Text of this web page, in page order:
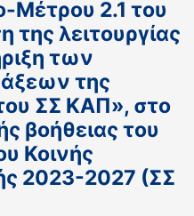
Μέτρου 2.1 του
της λειτουργίας
των
της
ΣΣ ΚΑΠ», στο
βοήθειας του
Κοινής
2023-2027 (ΣΣ